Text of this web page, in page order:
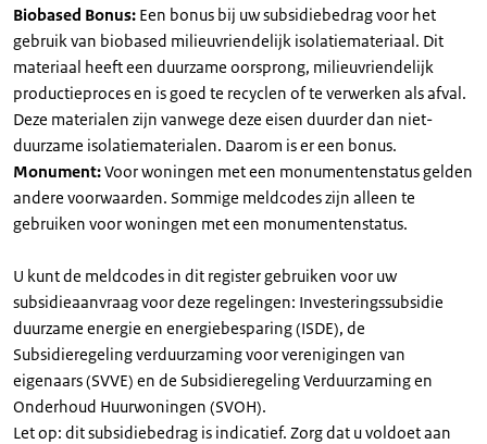
Biobased Bonus: Een bonus bij uw subsidiebedrag voor het
gebruik van biobased milieuvriendelijk isolatiemateriaal. Dit
materiaal heeft een duurzame oorsprong, milieuvriendelijk
productieproces en is goed te recyclen of te verwerken als afval.
Deze materialen zijn vanwege deze eisen duurder dan niet-
duurzame isolatiematerialen. Daarom is er een bonus.
Monument:Voor woningen met een monumentenstatus gelden
andere voorwaarden. Sommige meldcodes zijn alleen te
gebruiken voor woningen met een monumentenstatus.
U kunt de meldcodes in dit register gebruiken voor uw
subsidieaanvraag voor deze regelingen: Investeringssubsidie
duurzame energie en energiebesparing (ISDE), de
Subsidieregeling verduurzaming voor verenigingen van
eigenaars (SVVE) en de Subsidieregeling Verduurzaming en
Onderhoud Huurwoningen (SVOH).
Let op: dit subsidiebedrag is indicatief. Zorg dat u voldoet aan